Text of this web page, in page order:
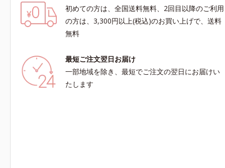
初めての方は、全国送料無料、2回目以降のご利用
の方は、3,300円以上(税込)のお買い上げで、送料
無料
最短ご注文翌日お届け
一部地域を除き、最短でご注文の翌日にお届けい
たします